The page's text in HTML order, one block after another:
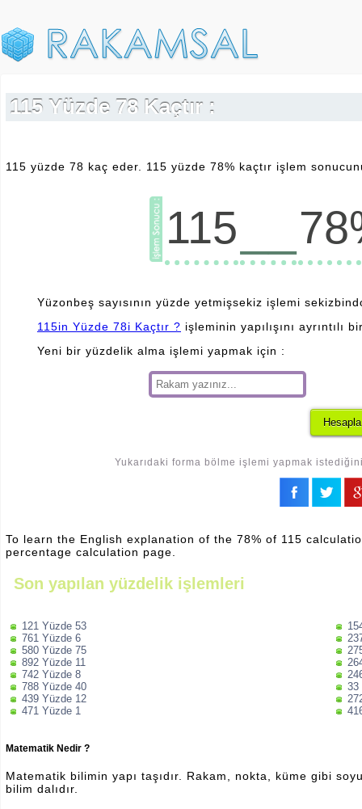
115 Yüzde 78 Kaçtır :
115 yüzde 78 kaç eder. 115 yüzde 78% kaçtır işlem
115
Yüzonbeş sayısının yüzde yetmişsekiz işlemi
115in Yüzde 78i Kaçtır ? işleminin yapılışını
Yeni bir yüzdelik alma işlemi yapmak için :
Yukarıdaki forma bölme işlemi yapmak
To learn the English explanation of the 78% of 115
percentage calculation page.
Son yapılan yüzdelik işlemleri
121 Yüzde 53
761 Yüzde 6
580 Yüzde 75
892 Yüzde 11
742 Yüzde 8
788 Yüzde 40
439 Yüzde 12
471 Yüzde 1
33
Matematik Nedir ?
Matematik bilimin yapı taşıdır. Rakam, nokta, küme gibi
bilim dalıdır.